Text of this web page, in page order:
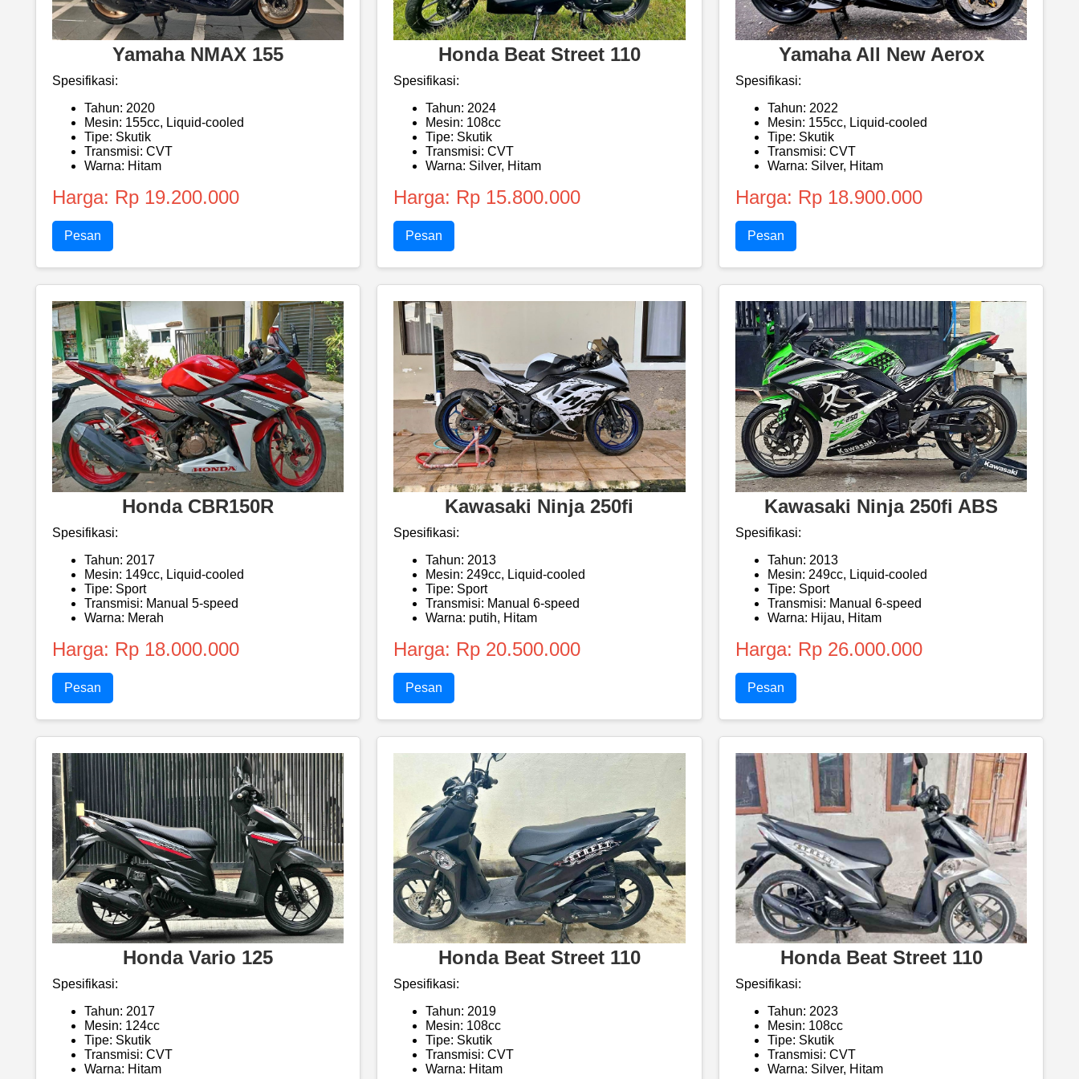
Yamaha NMAX 155
Spesifikasi:
Tahun: 2020
Mesin: 155cc, Liquid-cooled
Tipe: Skutik
Transmisi: CVT
Warna: Hitam
Harga: Rp 19.200.000
Pesan
Honda Beat Street 110
Spesifikasi:
Tahun: 2024
Mesin: 108cc
Tipe: Skutik
Transmisi: CVT
Warna: Silver, Hitam
Harga: Rp 15.800.000
Pesan
Yamaha All New Aerox
Spesifikasi:
Tahun: 2022
Mesin: 155cc, Liquid-cooled
Tipe: Skutik
Transmisi: CVT
Warna: Silver, Hitam
Harga: Rp 18.900.000
Pesan
Honda CBR150R
Spesifikasi:
Tahun: 2017
Mesin: 149cc, Liquid-cooled
Tipe: Sport
Transmisi: Manual 5-speed
Warna: Merah
Harga: Rp 18.000.000
Pesan
Kawasaki Ninja 250fi
Spesifikasi:
Tahun: 2013
Mesin: 249cc, Liquid-cooled
Tipe: Sport
Transmisi: Manual 6-speed
Warna: putih, Hitam
Harga: Rp 20.500.000
Pesan
Kawasaki Ninja 250fi ABS
Spesifikasi:
Tahun: 2013
Mesin: 249cc, Liquid-cooled
Tipe: Sport
Transmisi: Manual 6-speed
Warna: Hijau, Hitam
Harga: Rp 26.000.000
Pesan
Honda Vario 125
Spesifikasi:
Tahun: 2017
Mesin: 124cc
Tipe: Skutik
Transmisi: CVT
Warna: Hitam
Honda Beat Street 110
Spesifikasi:
Tahun: 2019
Mesin: 108cc
Tipe: Skutik
Transmisi: CVT
Warna: Hitam
Honda Beat Street 110
Spesifikasi:
Tahun: 2023
Mesin: 108cc
Tipe: Skutik
Transmisi: CVT
Warna: Silver, Hitam